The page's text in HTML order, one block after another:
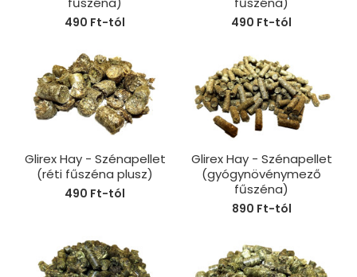
490 Ft-tól 490 Ft-tól
Glirex Hay - Szénapellet
(réti fűszéna plusz)
490 Ft-tól
Glirex Hay - Szénapellet
(gyógynövénymező
fűszéna)
890 Ft-tól